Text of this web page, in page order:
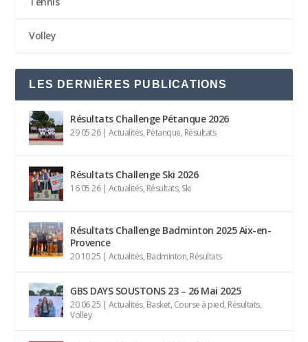
Volley
LES DERNIÈRES PUBLICATIONS
Résultats Challenge Pétanque 2026
29 05 26| Actualités, Pétanque, Résultats
Résultats Challenge Ski 2026
16 05 26| Actualités, Résultats, Ski
Résultats Challenge Badminton 2025 Aix-en-
Provence
20 10 25 | Actualités, Badminton, Résultats
GBS DAYS SOUSTONS 23 – 26 Mai 2025
20 06 25 | Actualités, Basket, Course à pied, Résultats,
Volley